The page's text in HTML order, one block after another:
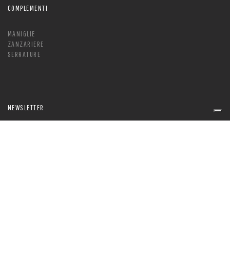
COMPLEMENTI
MANIGLIE
ZANZARIERE
SERRATURE
NEWSLETTER